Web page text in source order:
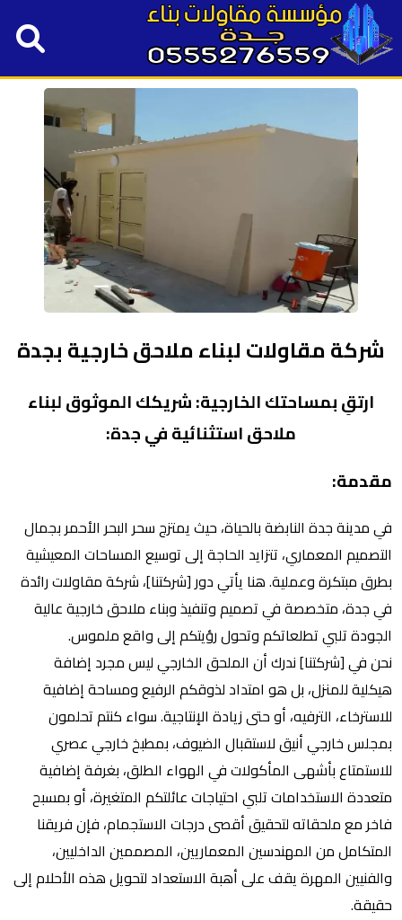
شركة مقاولات لبناء ملاحق خارجية بجدة
ارتقِ بمساحتك الخارجية: شريكك الموثوق لبناء
ملاحق استثنائية في جدة:
مقدمة:
في مدينة جدة النابضة بالحياة، حيث يمتزج سحر البحر الأحمر بجمال
التصميم المعماري، تتزايد الحاجة إلى توسيع المساحات المعيشية
بطرق مبتكرة وعملية. هنا يأتي دور [شركتنا]، شركة مقاولات رائدة
في جدة، متخصصة في تصميم وتنفيذ وبناء ملاحق خارجية عالية
الجودة تلبي تطلعاتكم وتحول رؤيتكم إلى واقع ملموس.
نحن في [شركتنا] ندرك أن الملحق الخارجي ليس مجرد إضافة
هيكلية للمنزل، بل هو امتداد لذوقكم الرفيع ومساحة إضافية
للاسترخاء، الترفيه، أو حتى زيادة الإنتاجية. سواء كنتم تحلمون
بمجلس خارجي أنيق لاستقبال الضيوف، بمطبخ خارجي عصري
للاستمتاع بأشهى المأكولات في الهواء الطلق، بغرفة إضافية
متعددة الاستخدامات تلبي احتياجات عائلتكم المتغيرة، أو بمسبح
فاخر مع ملحقاته لتحقيق أقصى درجات الاستجمام، فإن فريقنا
المتكامل من المهندسين المعماريين، المصممين الداخليين،
والفنيين المهرة يقف على أهبة الاستعداد لتحويل هذه الأحلام إلى
حقيقة.